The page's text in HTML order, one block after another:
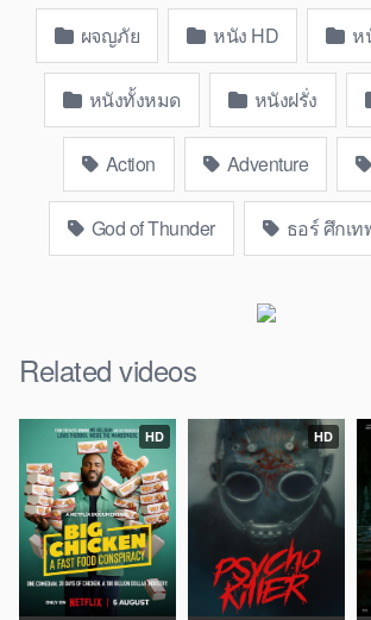
ผจญภัย หนัง HD ห
หนังทั้งหมด หนังฝรั่ง
Action Adventure
God of Thunder ธอร์ ศึกเท
Related videos
HD HD